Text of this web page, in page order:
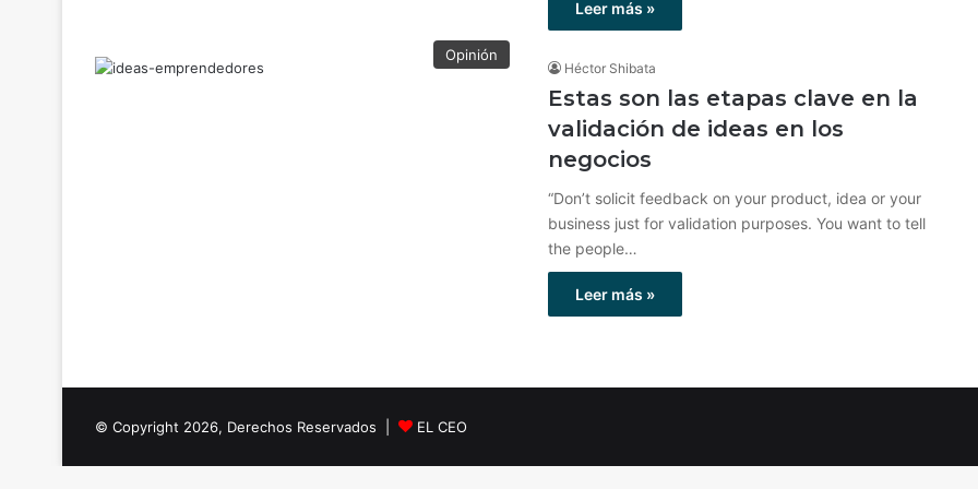
Leer más »
Opinión
Héctor Shibata
Estas son las etapas clave en la
validación de ideas en los
negocios
“Don’t solicit feedback on your product, idea or your
business just for validation purposes. You want to tell
the people…
Leer más »
© Copyright 2026, Derechos Reservados | EL CEO